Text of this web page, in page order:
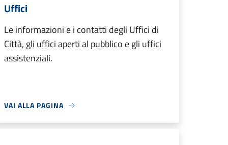
Uffici
Le informazioni e i contatti degli Uffici di
Città, gli uffici aperti al pubblico e gli uffici
assistenziali.
VAI ALLA PAGINA